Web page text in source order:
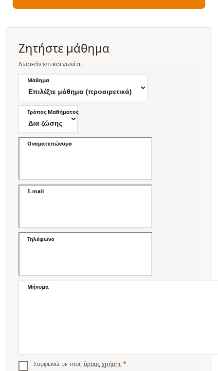
Ζητήστε μάθημα
Δωρεάν επικοινωνία.
Μάθημα
Τρόπος Μαθήματος
Ονοματεπώνυμο
E-mail
Τηλέφωνο
Μήνυμα
Συμφωνώ με τους όρους χρήσης *